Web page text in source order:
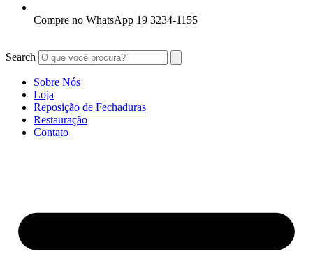
Compre no WhatsApp 19 3234-1155
Search
Sobre Nós
Loja
Reposição de Fechaduras
Restauração
Contato